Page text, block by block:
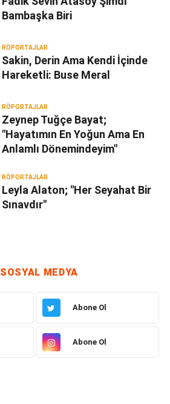
Bambaşka Biri
RÖPORTAJLAR
Sakin, Derin Ama Kendi İçinde
Hareketli: Buse Meral
RÖPORTAJLAR
Zeynep Tuğçe Bayat;
"Hayatımın En Yoğun Ama En
Anlamlı Dönemindeyim"
RÖPORTAJLAR
Leyla Alaton; "Her Seyahat Bir
Sınavdır"
SOSYAL MEDYA
Abone Ol
Abone Ol